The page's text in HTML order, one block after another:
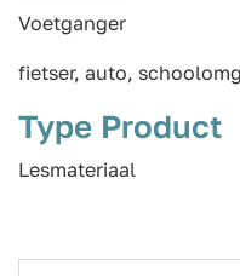
Voetganger
fietser, auto,
Type Product
Lesmateriaal